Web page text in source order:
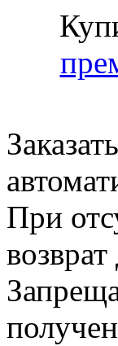
При